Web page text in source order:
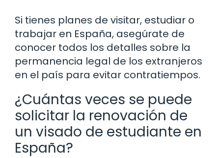
Si tienes planes de visitar, estudiar o
trabajar en España, asegúrate de
conocer todos los detalles sobre la
permanencia legal de los extranjeros
en el país para evitar contratiempos.
¿Cuántas veces se puede
solicitar la renovación de
un visado de estudiante en
España?